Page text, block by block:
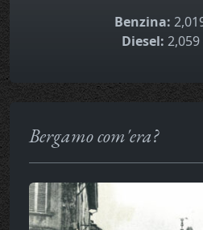
Benzina:
Diesel:
Bergamo com'era?